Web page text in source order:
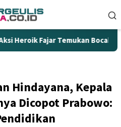
Fajar Temukan Bocah
Hindayana, Kepala
Dicopot Prabowo: